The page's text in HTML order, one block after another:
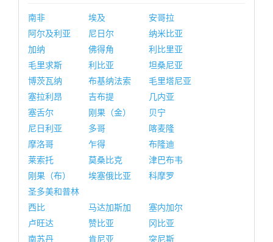
南非 埃及
安哥拉
阿尔及利亚
尼日尔
纳米比亚
加纳
佛得角
利比里亚
毛里求斯
利比亚
坦桑尼亚
博茨瓦纳
布基纳法索
毛里塔尼亚
塞拉利昂
吉布提
几内亚
塞舌尔
刚果（金）
贝宁
尼日利亚
多哥
喀麦隆
摩洛哥
乍得
布隆迪
莱索托
莫桑比克
津巴布韦
刚果（布）
埃塞俄比亚
科摩罗
圣多美和普林
西比
马达加斯加
塞内加尔
卢旺达
赞比亚
冈比亚
南苏丹
肯尼亚 突尼斯